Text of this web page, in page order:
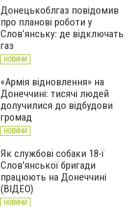
Донецькоблгаз повідомив
про планові роботи у
Слов’янську: де відключать
газ
НОВИНИ
«Армія відновлення» на
Донеччині: тисячі людей
долучилися до відбудови
громад
НОВИНИ
Як службові собаки 18-ї
Слов'янської бригади
працюють на Донеччині
(ВІДЕО)
НОВИНИ